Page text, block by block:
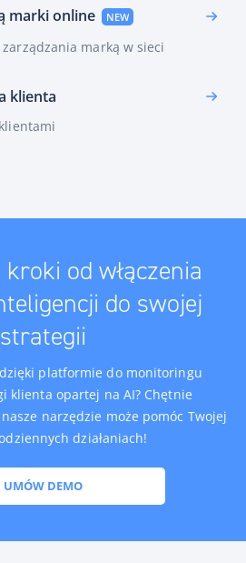
marki online
marką w sieci
klienta
od włączenia
do swojej
strategii
platformie do monitoringu
klienta opartej na AI? Chętnie
narzędzie może pomóc Twojej
działaniach!
UMÓW DEMO